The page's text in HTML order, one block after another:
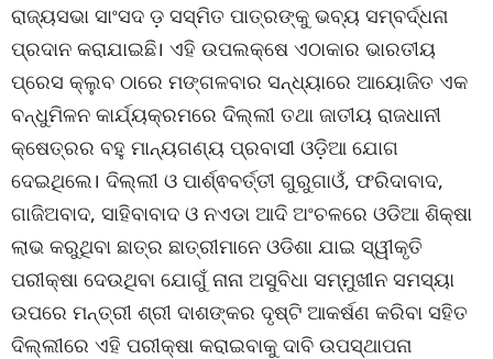
ରାଜ୍ୟସଭା ସାଂସଦ ଡ଼ ସସ୍ମିତ ପାତ୍ରଙ୍କୁ ଭବ୍ୟ ସମ୍ବର୍ଦ୍ଧନା
ପ୍ରଦାନ କରାଯାଇଛି। ଏହି ଉପଲକ୍ଷେ ଏଠାକାର ଭାରତୀୟ
ପ୍ରେସ କ୍ଲୁବ ଠାରେ ମଙ୍ଗଳବାର ସନ୍ଧ୍ୟାରେ ଆୟୋଜିତ ଏକ
ବନ୍ଧୁମିଳନ କାର୍ଯ୍ୟକ୍ରମରେ ଦିଲ୍ଲୀ ତଥା ଜାତୀୟ ରାଜଧାନୀ
କ୍ଷେତ୍ରର ବହୁ ମାନ୍ୟଗଣ୍ୟ ପ୍ରବାସୀ ଓଡ଼ିଆ ଯୋଗ
ଦେଇଥିଲେ। ଦିଲ୍ଲୀ ଓ ପାର୍ଶ୍ଵବର୍ତ୍ତୀ ଗୁରୁଗାଓଁ, ଫରିଦାବାଦ,
ଗାଜିଅବାଦ, ସାହିବାବାଦ ଓ ନଏଡା ଆଦି ଅଂଚଳରେ ଓଡିଆ ଶିକ୍ଷା
ଲାଭ କରୁଥିବା ଛାତ୍ର ଛାତ୍ରୀମାନେ ଓଡିଶା ଯାଇ ସ୍ୱୀକୃତି
ପରୀକ୍ଷା ଦେଉଥିବା ଯୋଗୁଁ ନାନା ଅସୁବିଧା ସମ୍ମୁଖୀନ ସମସ୍ୟା
ଉପରେ ମନ୍ତ୍ରୀ ଶ୍ରୀ ଦାଶଙ୍କର ଦୃଷ୍ଟି ଆକର୍ଷଣ କରିବା ସହିତ
ଦିଲ୍ଲୀରେ ଏହି ପରୀକ୍ଷା କରାଇବାକୁ ଦାବି ଉପସ୍ଥାପନା